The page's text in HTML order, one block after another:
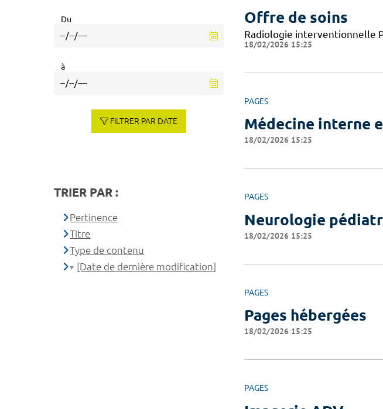
Offre de soins
Radiologie interventionnelle
18/02/2026 15:25
PAGES
Médecine interne
18/02/2026 15:25
PAGES
Neurologie
18/02/2026 15:25
PAGES
Pages hébergées
18/02/2026 15:25
PAGES
Du
à
FILTRER PAR DATE
TRIER PAR :
Pertinence
Titre
Type de contenu
[Date de dernière modification]